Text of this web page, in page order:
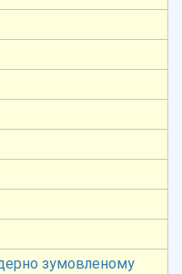
зумовленому